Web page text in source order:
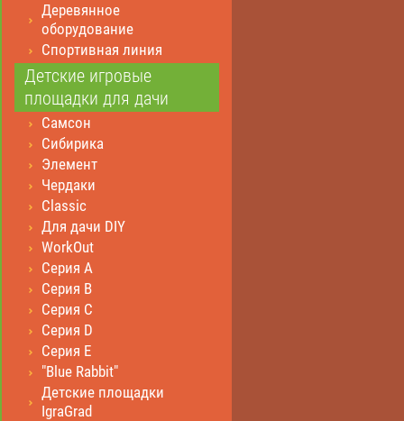
Деревянное
оборудование
Спортивная линия
Детские игровые
площадки для дачи
Самсон
Сибирика
Элемент
Чердаки
Classic
Для дачи DIY
WorkOut
Серия А
Серия В
Серия С
Серия D
Серия E
"Blue Rabbit"
Детские площадки
IgraGrad